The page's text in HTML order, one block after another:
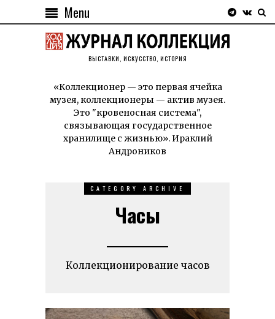
Menu
ВЫСТАВКИ, ИСКУССТВО, ИСТОРИЯ
«Коллекционер — это первая ячейка
музея, коллекционеры — актив музея.
Это "кровеносная система",
связывающая государственное
хранилище с жизнью». Ираклий
Андроников
CATEGORY ARCHIVE
Часы
Коллекционирование часов